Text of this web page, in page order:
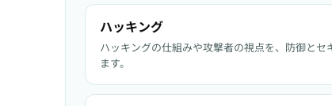
ハッキング
ハッキングの仕組みや攻撃者の視点を、防御と
ます。